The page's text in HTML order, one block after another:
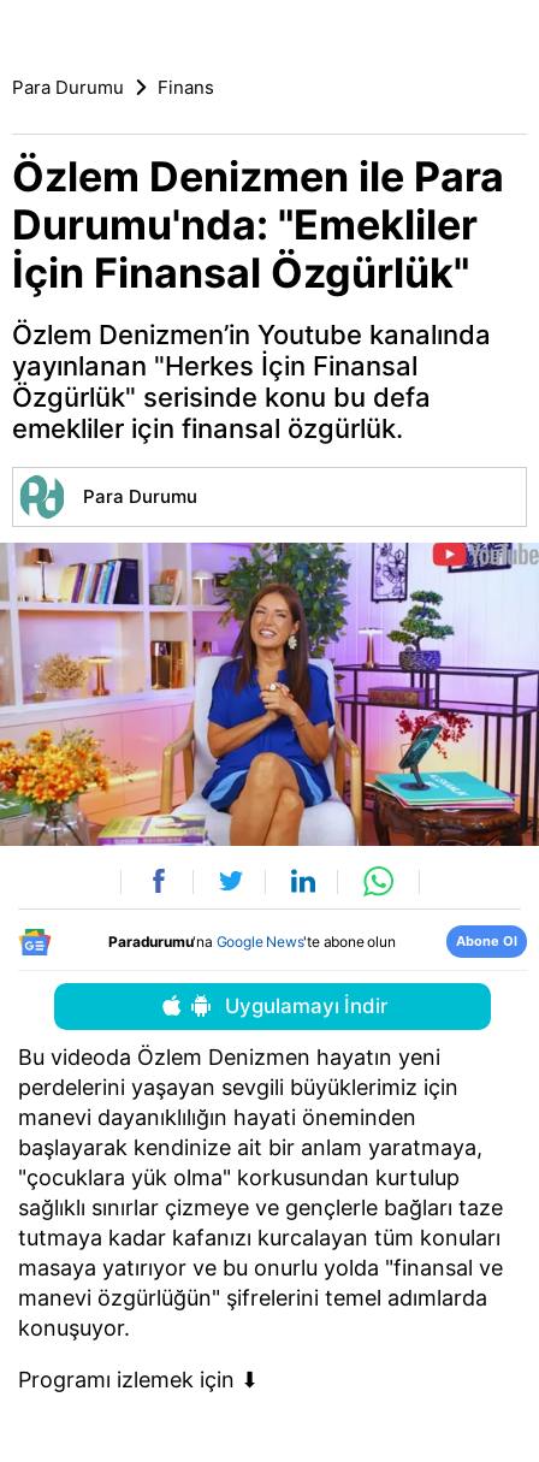
Para Durumu Finans
Özlem Denizmen ile Para
Durumu'nda: "Emekliler
İçin Finansal Özgürlük"
Özlem Denizmen’in Youtube kanalında
yayınlanan "Herkes İçin Finansal
Özgürlük" serisinde konu bu defa
emekliler için finansal özgürlük.
Para Durumu
Paradurumu'na Google News'te abone olun Abone Ol
Uygulamayı İndir
Bu videoda Özlem Denizmen hayatın yeni
perdelerini yaşayan sevgili büyüklerimiz için
manevi dayanıklılığın hayati öneminden
başlayarak kendinize ait bir anlam yaratmaya,
"çocuklara yük olma" korkusundan kurtulup
sağlıklı sınırlar çizmeye ve gençlerle bağları taze
tutmaya kadar kafanızı kurcalayan tüm konuları
masaya yatırıyor ve bu onurlu yolda "finansal ve
manevi özgürlüğün" şifrelerini temel adımlarda
konuşuyor.
Programı izlemek için ⬇︎